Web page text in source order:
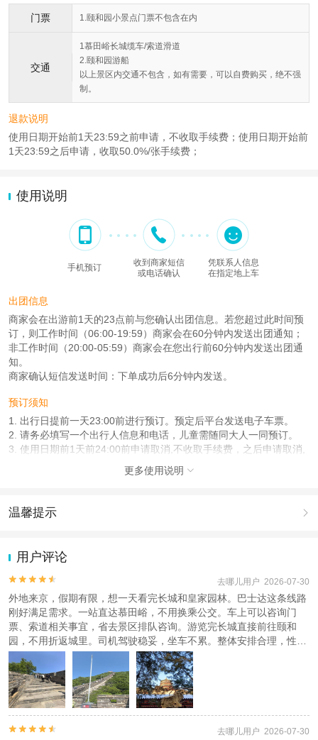
门票 1.颐和园小景点门票不包含在内
交通
1慕田峪长城缆车/索道滑道
2.颐和园游船
以上景区内交通不包含，如有需要，可以自费购买，绝不强
制。
退款说明
使用日期开始前1天23:59之前申请，不收取手续费；使用日期开始前
1天23:59之后申请，收取50.0%/张手续费；
使用说明
手机预订
收到商家短信
或电话确认
凭联系人信息
在指定地上车
出团信息
商家会在出游前1天的23点前与您确认出团信息。若您超过此时间预
订，则工作时间（06:00-19:59）商家会在60分钟内发送出团通知；
非工作时间（20:00-05:59）商家会在您出行前60分钟内发送出团通
知。
商家确认短信发送时间：下单成功后6分钟内发送。
预订须知
1. 出行日提前一天23:00前进行预订。预定后平台发送电子车票。
2. 请务必填写一个出行人信息和电话，儿童需随同大人一同预订。
3. 使用日期前1天前24:00前申请取消,不收取手续费，之后申请取消,
出行当日，请按预定班次前往北京地铁5/6号线东四E口接待站，使用
手机扫码上车。
人群说明
宝宝3岁（含）以下免费，儿童4-10岁（含）半价，需与成人一同预
订
使用方法
出行单天之出行地点提供预定电话或出行人姓名登车
查看 《工商执照信息》 《特许经营许可证信息》
更多使用说明 
温馨提示 
动（如跳伞、潜水、滑雪等）前，请务必仔细阅读
2.为普及旅游安全知识及旅游文明公约，使您的旅程顺利圆满完成，
特制定《去哪儿网旅游安全手册》 ，请您认真阅读并切实遵守。
用户评论

 去哪儿用户 2026-07-30
外地来京，假期有限，想一天看完长城和皇家园林。巴士达这条线路
刚好满足需求。一站直达慕田峪，不用换乘公交。车上可以咨询门
票、索道相关事宜，省去景区排队咨询。游览完长城直接前往颐和
园，不用折返城里。司机驾驶稳妥，坐车不累。整体安排合理，性价
比可以，外地游客可以考虑。

 去哪儿用户 2026-07-30